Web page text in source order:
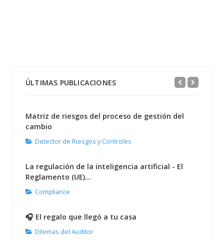
ÚLTIMAS PUBLICACIONES
Matriz de riesgos del proceso de gestión del
cambio
Detector de Riesgos y Controles
La regulación de la inteligencia artificial - El
Reglamento (UE)...
Compliance
🎧 El regalo que llegó a tu casa
Dilemas del Auditor